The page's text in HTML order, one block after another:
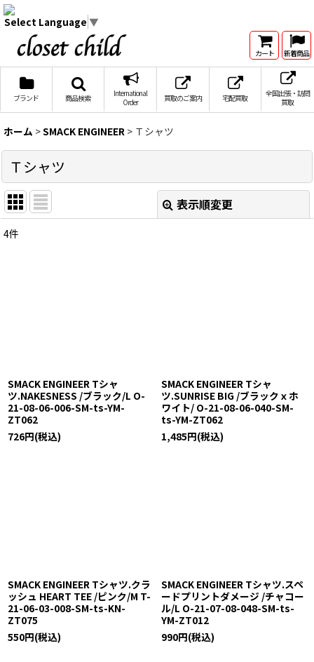
Select Language ▼
カート 新着商品
ブランド 商品検索
International
Order
買取のご案内 宅配買取
全国出張・訪問
買取
ホーム >SMACK ENGINEER > Ｔシャツ
Ｔシャツ
表示順変更
4件
SMACK ENGINEER Tシャ
ツ.NAKESNESS /ブラック/L O-
21-08-06-006-SM-ts-YM-
ZT062
726円(税込)
SMACK ENGINEER Tシャ
ツ.SUNRISE BIG /ブラックｘホ
ワイト/ O-21-08-06-040-SM-
ts-YM-ZT062
1,485円(税込)
SMACK ENGINEER Tシャツ.クラ
ッシュ HEART TEE /ピンク/M T-
21-06-03-008-SM-ts-KN-
ZT075
550円(税込)
SMACK ENGINEER Tシャツ.スペ
ードプリントダメージ /チャコー
ル/L O-21-07-08-048-SM-ts-
YM-ZT012
990円(税込)